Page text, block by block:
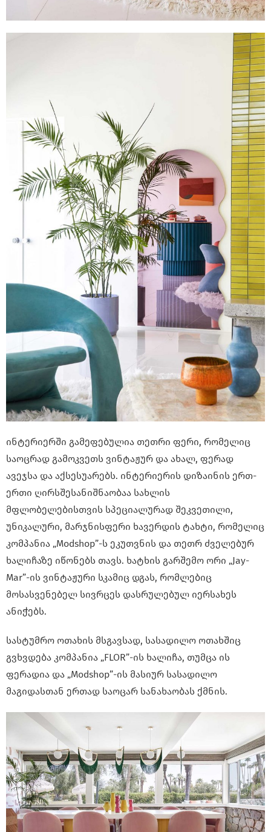
ინტერიერში გამეფებულია თეთრი ფერი, რომელიც
საოცრად გამოკვეთს ვინტაჟურ და ახალ, ფერად
ავეჯსა და აქსესუარებს. ინტერიერის დიზაინის ერთ-
ერთი ღირსშესანიშნაობაა სახლის
მფლობელებისთვის სპეციალურად შეკვეთილი,
უნიკალური, მარჯნისფერი ხავერდის ტახტი, რომელიც
კომპანია „Modshop”-ს ეკუთვნის და თეთრ ძველებურ
ხალიჩაზე იწონებს თავს. ხატხის გარშემო ორი „Jay-
Mar”-ის ვინტაჟური სკამიც დგას, რომლებიც
მოსასვენებელ სივრცეს დასრულებულ იერსახეს
ანიჭებს.
სასტუმრო ოთახის მსგავსად, სასადილო ოთახშიც
გვხვდება კომპანია „FLOR”-ის ხალიჩა, თუმცა ის
ფერადია და „Modshop”-ის მასიურ სასადილო
მაგიდასთან ერთად საოცარ სანახაობას ქმნის.